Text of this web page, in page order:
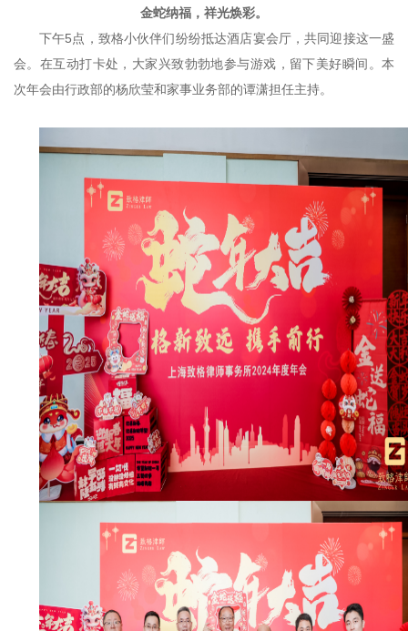
金蛇纳福，祥光焕彩。
下午5点，致格小伙伴们纷纷抵达酒店宴会厅，共同迎接这一盛
会。在互动打卡处，大家兴致勃勃地参与游戏，留下美好瞬间。本
次年会由行政部的杨欣莹和家事业务部的谭潇担任主持。